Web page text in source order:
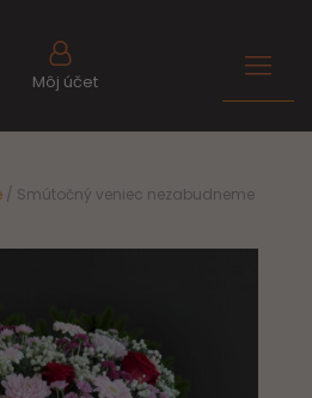
Môj účet
/ Smútočný veniec nezabudneme